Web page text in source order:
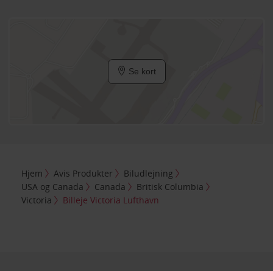
Se kort
Hjem Avis Produkter
Biludlejning
USA og Canada
Canada
Britisk Columbia
Victoria
Billeje Victoria Lufthavn